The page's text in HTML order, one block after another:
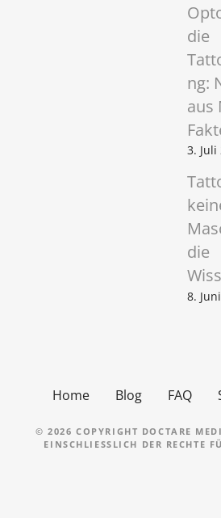
die
ng:
aus
3. Juli
die
8.
Home Blog FAQ
© 2026 COPYRIGHT DOCTARE
EINSCHLIESSLICH DER